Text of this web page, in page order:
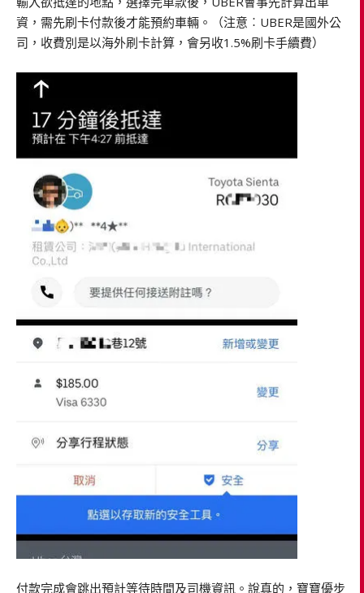
資，需先刷卡付款後才能預約車輛。（注意︰UBER是國外公
司，收費別是以海外刷卡計算，會另收1.5%刷卡手續費）
付款完成會跳出預計等待時間及司機資訊。說真的，寶寶優步